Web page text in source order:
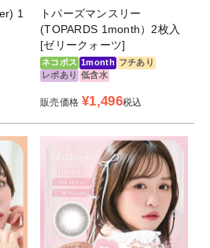
1
トパーズマンスリー
(TOPARDS 1month）2枚入
[ゼリークォーツ]
ネコポス 1month フチあり
レポあり 低含水
販売価格 ¥1,496税込